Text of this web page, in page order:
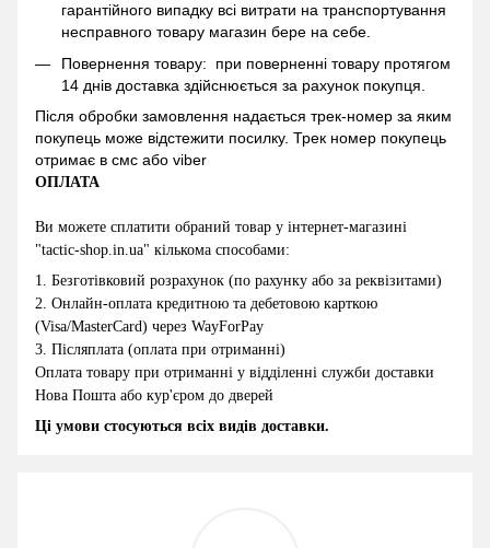
гарантійного випадку всі витрати на транспортування
несправного товару магазин бере на себе.
Повернення товару: при поверненні товару протягом
14 днів доставка здійснюється за рахунок покупця.
Після обробки замовлення надається трек-номер за яким
покупець може відстежити посилку. Трек номер покупець
отримає в смс або viber
ОПЛАТА
Ви можете сплатити обраний товар у інтернет-магазині
"tactic-shop.in.ua" кількома способами:
1. Безготівковий розрахунок (по рахунку або за реквізитами)
2. Онлайн-оплата кредитною та дебетовою карткою
(Visa/MasterCard) через WayForPay
3. Післяплата (оплата при отриманні)
Оплата товару при отриманні у відділенні служби доставки
Нова Пошта або кур'єром до дверей
Ці умови стосуються всіх видів доставки.